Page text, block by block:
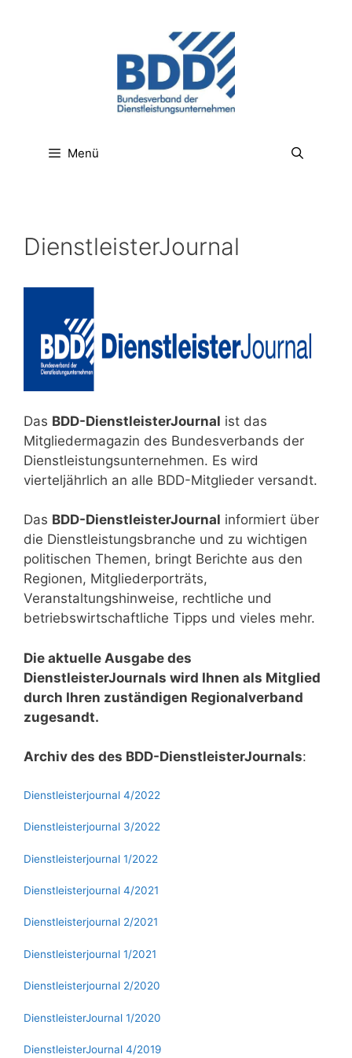
Menü
DienstleisterJournal
Das BDD-DienstleisterJournal ist das
Mitgliedermagazin des Bundesverbands der
Dienstleistungsunternehmen. Es wird
vierteljährlich an alle BDD-Mitglieder versandt.
Das BDD-DienstleisterJournal informiert über
die Dienstleistungsbranche und zu wichtigen
politischen Themen, bringt Berichte aus den
Regionen, Mitgliederporträts,
Veranstaltungshinweise, rechtliche und
betriebswirtschaftliche Tipps und vieles mehr.
Die aktuelle Ausgabe des
DienstleisterJournals wird Ihnen als Mitglied
durch Ihren zuständigen Regionalverband
zugesandt.
Archiv des des BDD-DienstleisterJournals:
Dienstleisterjournal 4/2022
Dienstleisterjournal 3/2022
Dienstleisterjournal 1/2022
Dienstleisterjournal 4/2021
Dienstleisterjournal 2/2021
Dienstleisterjournal 1/2021
Dienstleisterjournal 2/2020
DienstleisterJournal 1/2020
DienstleisterJournal 4/2019